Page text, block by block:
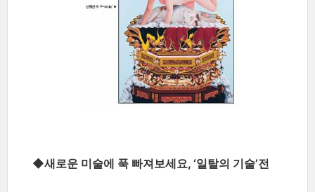
◆새로운 미술에 푹 빠져보세요, ‘일탈의 기술’전